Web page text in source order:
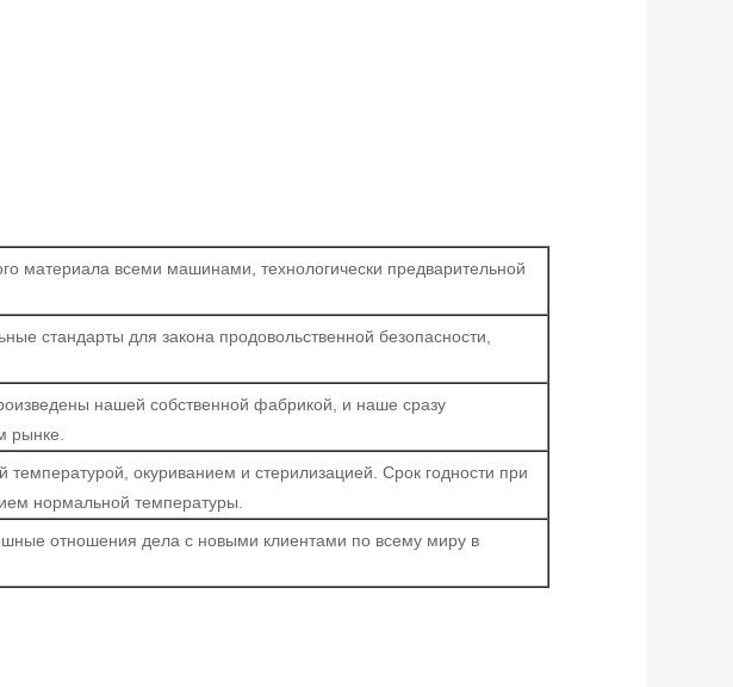
материала всеми машинами, технологически предварительной
стандарты для закона продовольственной безопасности,
нашей собственной фабрикой, и наше сразу
рынке.
окуриванием и стерилизацией. Срок годности при
нормальной температуры.
отношения дела с новыми клиентами по всему миру в